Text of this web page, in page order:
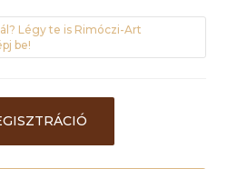
Légy te is Rimóczi-Art
be!